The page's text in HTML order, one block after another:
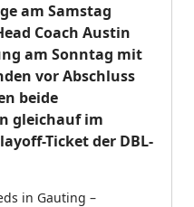
am Samstag
Coach Austin
am Sonntag mit
vor Abschluss
beide
gleichauf im
Ticket der DBL-
in Gauting –